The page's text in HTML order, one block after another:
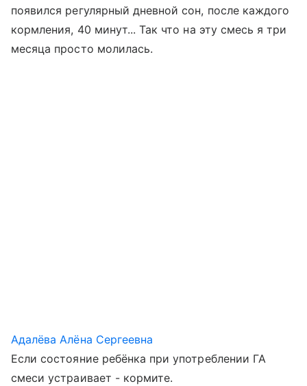
появился регулярный дневной сон, после каждого
кормления, 40 минут... Так что на эту смесь я три
месяца просто молилась.
Адалёва Алёна Сергеевна
Если состояние ребёнка при употреблении ГА
смеси устраивает - кормите.